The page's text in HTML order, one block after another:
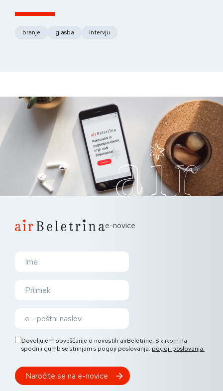
branje glasba intervju
e-novice
Dovoljujem obveščanje o novostih airBeletrine. S klikom na
spodnji gumb se strinjam s pogoji poslovanja. pogoji poslovanja.